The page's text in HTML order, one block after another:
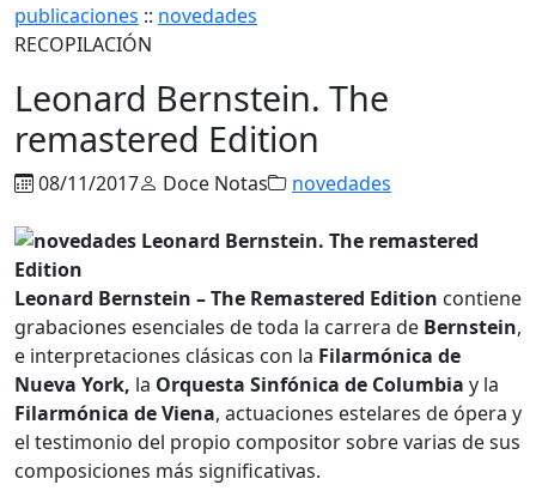
publicaciones :: novedades
RECOPILACIÓN
Leonard Bernstein. The
remastered Edition
08/11/2017 Doce Notas novedades
Leonard Bernstein – The Remastered Edition contiene
grabaciones esenciales de toda la carrera de Bernstein,
e interpretaciones clásicas con la Filarmónica de
Nueva York, la Orquesta Sinfónica de Columbia y la
Filarmónica de Viena, actuaciones estelares de ópera y
el testimonio del propio compositor sobre varias de sus
composiciones más significativas.